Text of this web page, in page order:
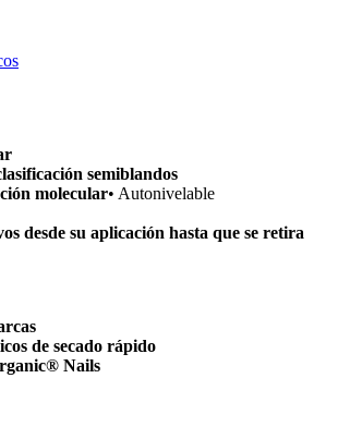
semiblandos
molecular• Autonivelable
desde su aplicación hasta que se retira
de secado rápido
Nails